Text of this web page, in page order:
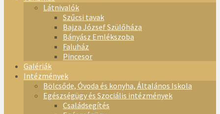
Látnivalók
Szűcsi tavak
Bajza József Szülőháza
Bányász Emlékszoba
Faluház
Pincesor
Galériák
Intézmények
Bölcsőde, Óvoda és konyha, Általános Iskola
Egészségügy és Szociális intézmények
Családsegítés